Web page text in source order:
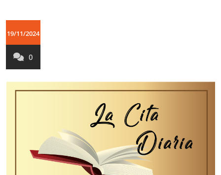
19/11/2024
0